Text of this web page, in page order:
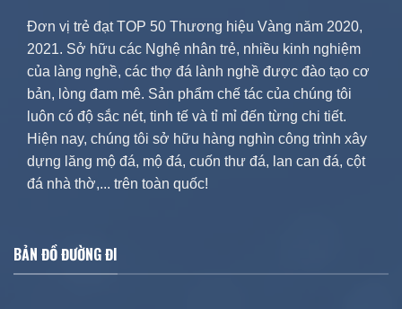
Đơn vị trẻ đạt TOP 50 Thương hiệu Vàng năm 2020,
2021. Sở hữu các Nghệ nhân trẻ, nhiều kinh nghiệm
của làng nghề, các thợ đá lành nghề được đào tạo cơ
bản, lòng đam mê. Sản phẩm chế tác của chúng tôi
luôn có độ sắc nét, tinh tế và tỉ mỉ đến từng chi tiết.
Hiện nay, chúng tôi sở hữu hàng nghìn công trình xây
dựng lăng mộ đá, mộ đá, cuốn thư đá, lan can đá, cột
đá nhà thờ,... trên toàn quốc!
BẢN ĐỒ ĐƯỜNG ĐI